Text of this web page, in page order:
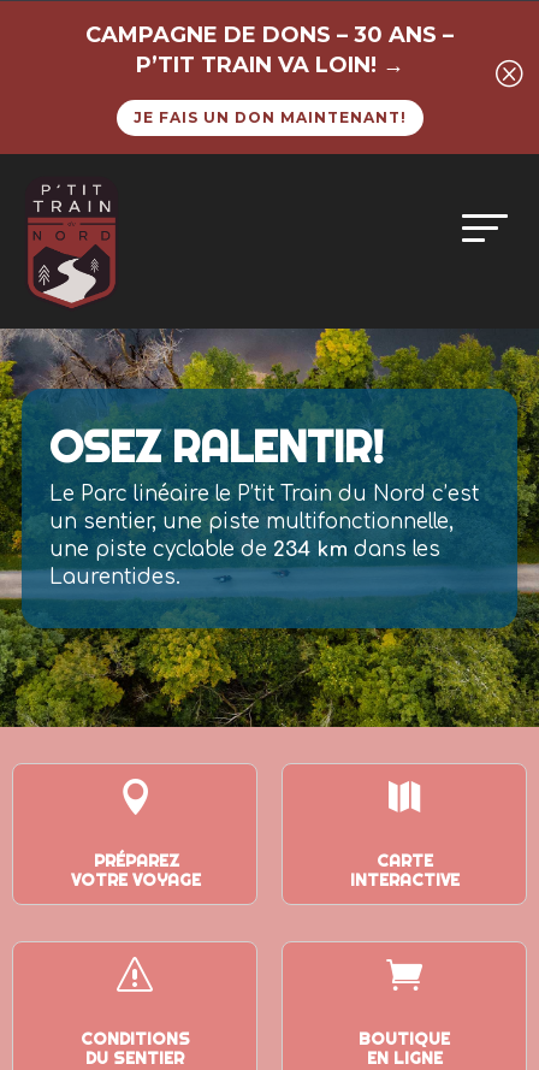
CAMPAGNE DE DONS – 30 ANS –
P’TIT TRAIN VA LOIN! →
JE FAIS UN DON MAINTENANT!
Q
OSEZ RALENTIR!
Le Parc linéaire le P’tit Train du Nord c’est
un sentier, une piste multifonctionnelle,
une piste cyclable de 234 km dans les
Laurentides.

PRÉPAREZ
VOTRE VOYAGE
s
CONDITIONS
DU SENTIER

CARTE
INTERACTIVE

BOUTIQUE
EN LIGNE